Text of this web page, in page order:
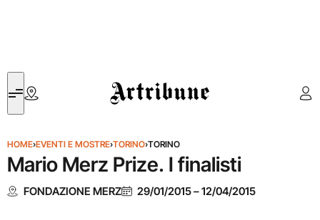
Artribune
HOME›EVENTI E MOSTRE›TORINO›TORINO
Mario Merz Prize. I finalisti
FONDAZIONE MERZ 29/01/2015–12/04/2015